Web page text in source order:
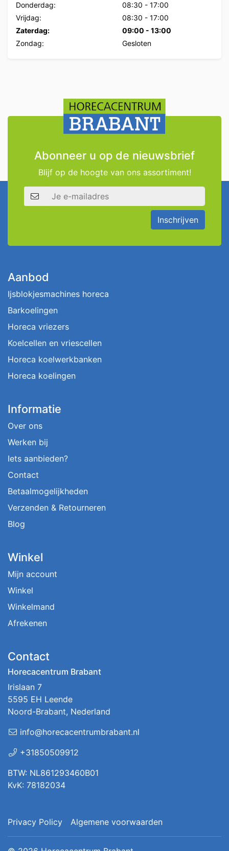
Donderdag:
08:30 - 17:00
Vrijdag:
08:30 - 17:00
Zaterdag:
09:00 - 13:00
Zondag:
Gesloten
Abonneer u op de nieuwsbrief
Blijf op de hoogte van ons assortiment!
E-mailadres
Inschrijven
Aanbod
Ijsblokjesmachines horeca
Barkoelingen
Horeca vriezers
Koelcellen en vriescellen
Horeca koelwerkbanken
Horeca koelingen
Informatie
Over ons
Werken bij
Iets aanbieden?
Contact
Betaalmogelijkheden
Verzenden & Retourneren
Blog
Winkel
Mijn account
Winkel
Winkelmand
Afrekenen
Contact
Horecacentrum Brabant
Irislaan 7
5595 EH Leende
Noord-Brabant, Nederland
info@horecacentrumbrabant.nl
+31850509912
BTW: NL861293460B01
KvK: 78182034
Privacy Policy Algemene voorwaarden